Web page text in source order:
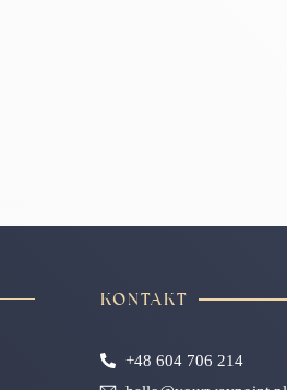
KONTAKT
+48 604 706 214